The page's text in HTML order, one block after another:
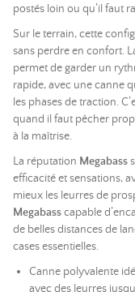
postés loin ou qu’il faut
Sur le terrain, cette
sans perdre en confort.
permet de garder un
rapide, avec une canne
les phases de traction.
quand il faut pêcher
à la maîtrise.
La réputation Megabass
efficacité et sensations,
mieux les leurres de
Megabasscapable
de belles distances de
cases essentielles.
Canne polyvalente
avec des leurres